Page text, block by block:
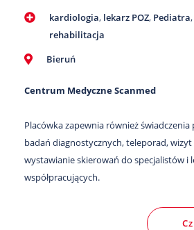
kardiologia, lekarz POZ, Pediatra,
rehabilitacja
Bieruń
Centrum Medyczne Scanmed
Placówka zapewnia również świadczenia
badań diagnostycznych, teleporad,
wystawianie skierowań do specjalistów i
współpracujących.